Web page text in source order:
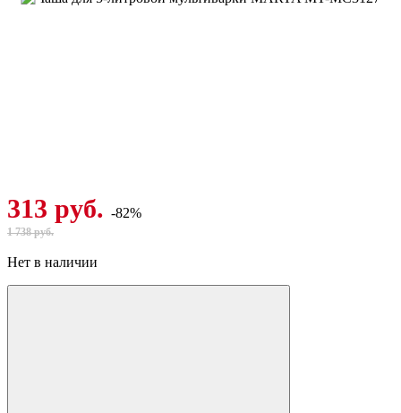
313 руб. -82%
1 738 руб.
Нет в наличии